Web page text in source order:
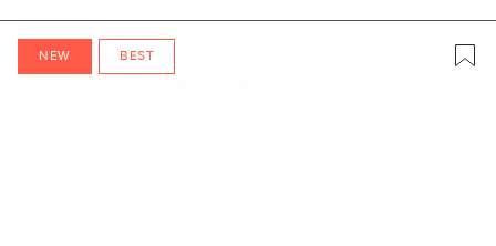
NEW BEST